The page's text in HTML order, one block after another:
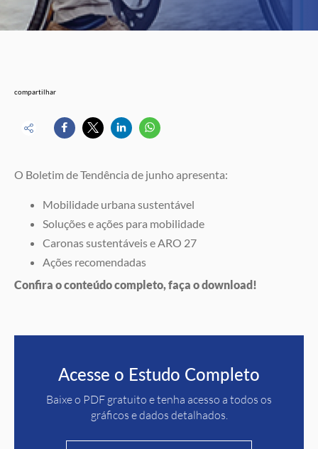
compartilhar
O Boletim de Tendência de junho apresenta:
Mobilidade urbana sustentável
Soluções e ações para mobilidade
Caronas sustentáveis e ARO 27
Ações recomendadas
Confira o conteúdo completo, faça o download!
Acesse o Estudo Completo
Baixe o PDF gratuito e tenha acesso a todos os
gráficos e dados detalhados.